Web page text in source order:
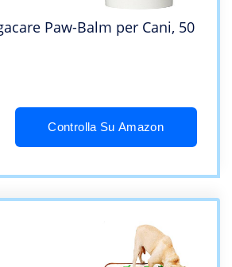
Paw-Balm per Cani, 50
Controlla Su Amazon